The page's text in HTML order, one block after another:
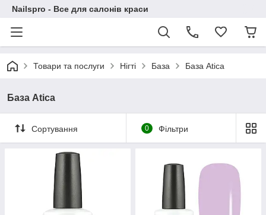
Nailspro - Все для салонів краси
Товари та послуги Нігті База База Atica
База Atica
Сортування 0 Фільтри